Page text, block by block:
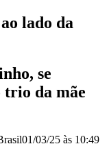
lado da
se
trio da mãe
01/03/25 às 10:49